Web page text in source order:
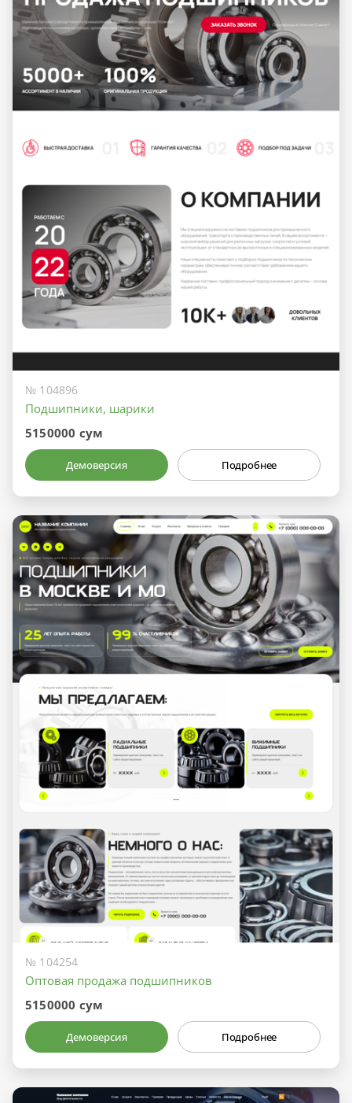
№ 104896
Подшипники, шарики
5150000 сум
Демоверсия Подробнее
№ 104254
Оптовая продажа подшипников
5150000 сум
Демоверсия Подробнее